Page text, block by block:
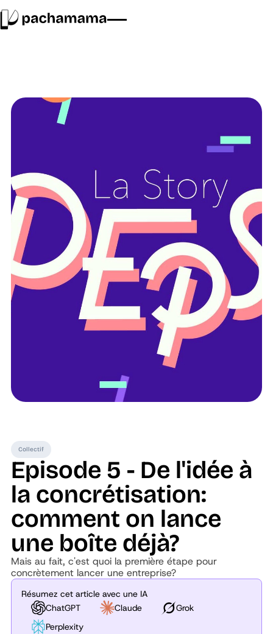
Collectif
Episode 5 - De l'idée à
la concrétisation:
comment on lance
une boîte déjà?
Mais au fait, c'est quoi la première étape pour
concrètement lancer une entreprise?
Résumez cet article avec une IA
ChatGPT
Claude
Grok
Perplexity